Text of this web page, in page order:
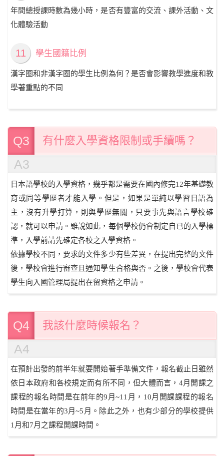
年間總授課時數為幾小時，是否有豐富的交流、課外活動、文
化體驗活動
11 學生國籍比例
漢字圈和非漢字圈的學生比例為何？是否會影響教學進度和教
學著重點的不同
Q3 有什麼入學資格限制或手續嗎？
A3
日本語學校的入學資格，幾乎都是需要在國內修完12年基礎教
育或同等學歷者才能入學。但是，如果是單純以學習日語為
主，沒有升學打算，則與學歷無關，只要事先與語言學校確
認，就可以申請。雖說如此，每個學校仍會制定自已的入學標
準，入學前請先確定各校之入學資格。
依據學校不同，要求的文件多少有些差異，在提出完整的文件
後，學校會進行審查且通知學生合格與否。之後，學校會代表
學生向入國管理局提出在留資格之申請。
Q4 我該什麼時候報名？
A4
在預計出發的前半年就要開始著手準備文件，報名截止日雖然
依日本政府和各校規定而有所不同，但大體而言，4月開課之
課程的報名時間是在前年的9月~11月，10月開課課程的報名
時間是在當年的3月~5月。除此之外，也有少部分的學校提供
1月和7月之課程開課時間。